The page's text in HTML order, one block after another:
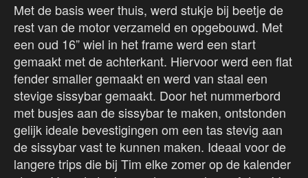
Met de basis weer thuis, werd stukje bij beetje de
rest van de motor verzameld en opgebouwd. Met
een oud 16” wiel in het frame werd een start
gemaakt met de achterkant. Hiervoor werd een flat
fender smaller gemaakt en werd van staal een
stevige sissybar gemaakt. Door het nummerbord
met busjes aan de sissybar te maken, ontstonden
gelijk ideale bevestigingen om een tas stevig aan
de sissybar vast te kunnen maken. Ideaal voor de
langere trips die bij Tim elke zomer op de kalender